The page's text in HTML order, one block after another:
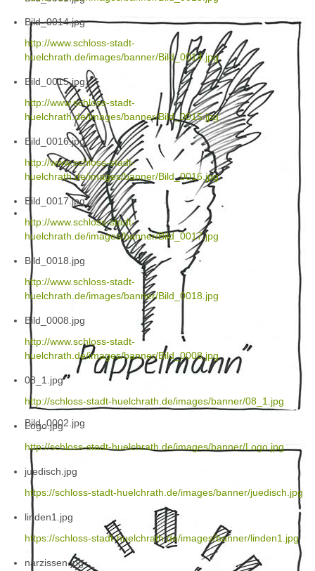
Bild_0002.jpg
Bild_0014.jpg
http://www.schloss-stadt-
huelchrath.de/images/banner/Bild_0014.jpg
Bild_0015.jpg
http://www.schloss-stadt-
huelchrath.de/images/banner/Bild_0015.jpg
Bild_0016.jpg
http://www.schloss-stadt-
huelchrath.de/images/banner/Bild_0016.jpg
Bild_0017.jpg
http://www.schloss-stadt-
huelchrath.de/images/banner/Bild_0017.jpg
Bild_0018.jpg
http://www.schloss-stadt-
huelchrath.de/images/banner/Bild_0018.jpg
Bild_0008.jpg
http://www.schloss-stadt-
huelchrath.de/images/banner/Bild_0008.jpg
08_1.jpg
http://schloss-stadt-huelchrath.de/images/banner/08_1.jpg
Logo.jpg
http://schloss-stadt-huelchrath.de/images/banner/Logo.jpg
juedisch.jpg
https://schloss-stadt-huelchrath.de/images/banner/juedisch.jpg
linden1.jpg
https://schloss-stadt-huelchrath.de/images/banner/linden1.jpg
narzissen.jpg